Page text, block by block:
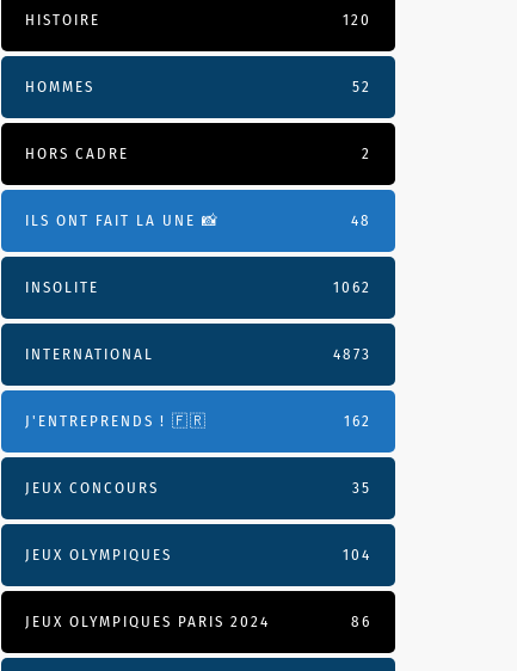
HISTOIRE 120
HOMMES 52
HORS CADRE 2
ILS ONT FAIT LA UNE 📸 48
INSOLITE 1062
INTERNATIONAL 4873
J'ENTREPRENDS ! 🇫🇷 162
JEUX CONCOURS 35
JEUX OLYMPIQUES 104
JEUX OLYMPIQUES PARIS 2024 86